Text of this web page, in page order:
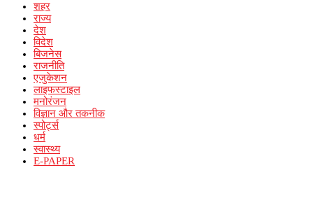
शहर
राज्य
देश
विदेश
बिजनेस
राजनीति
एजुकेशन
लाइफस्टाइल
मनोरंजन
विज्ञान और तकनीक
स्पोर्ट्स
धर्म
स्वास्थ्य
E-PAPER